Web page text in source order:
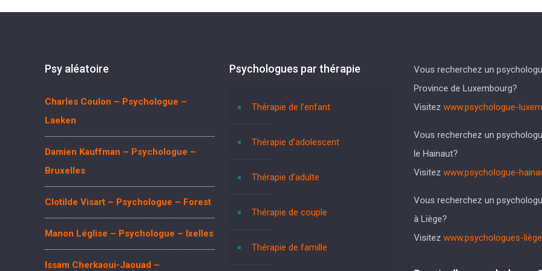
Psy aléatoire
Charles Coulon – Psychologue –
Laeken
Damien Kauffman – Psychologue –
Bruxelles
Clotilde Visart – Psychologue – Forest
Manon Léglise – Psychologue – Ixelles
Issam Cherkaoui-Jaouad –
Psychologues par thérapie
Thérapie de l’enfant
Thérapie d’adolescent
Thérapie d’adulte
Thérapie de couple
Thérapie de famille
Vous recherchez un
Province de Luxembourg?
Visitez www.psychologue-
Vous recherchez un
le Hainaut?
Visitez www.psychologue-
Vous recherchez un
à Liège?
Visitez www.psychologues-